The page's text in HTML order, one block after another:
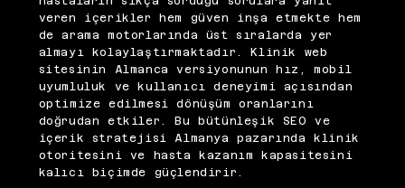
veren içerikler hem güven inşa etmekte hem
de arama motorlarında üst sıralarda yer
almayı kolaylaştırmaktadır. Klinik web
sitesinin Almanca versiyonunun hız, mobil
uyumluluk ve kullanıcı deneyimi açısından
optimize edilmesi dönüşüm oranlarını
doğrudan etkiler. Bu bütünleşik SEO ve
içerik stratejisi Almanya pazarında klinik
otoritesini ve hasta kazanım kapasitesini
kalıcı biçimde güçlendirir.